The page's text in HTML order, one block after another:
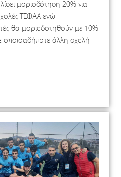
μοριοδότηση 20% για
ΤΕΦΑΑ ενώ
θα μοριοδοτηθούν με 10%
οποιοαδήποτε άλλη σχολή